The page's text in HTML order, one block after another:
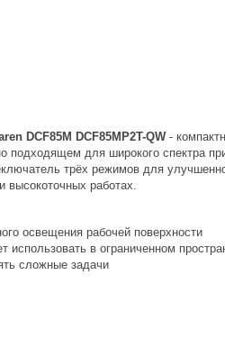
DCF85M DCF85MP2T-QW-
для широкого спектра
трёх режимов для
высокоточных работах.
освещения рабочей поверхности
использовать в ограниченном
сложные задачи